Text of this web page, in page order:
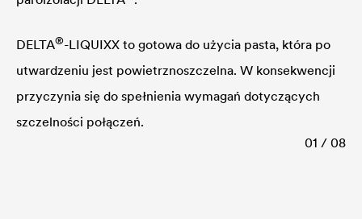
DELTA®-LIQUIXX to gotowa do użycia pasta, która po
utwardzeniu jest powietrznoszczelna. W konsekwencji
przyczynia się do spełnienia wymagań dotyczących
szczelności połączeń.
01 / 08